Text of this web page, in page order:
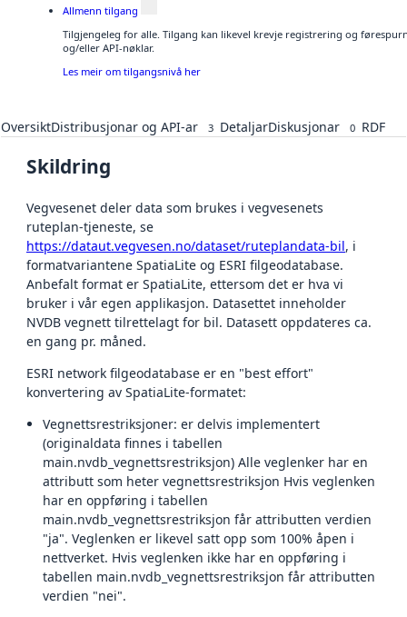
Allmenn tilgang
Tilgjengeleg for alle. Tilgang kan likevel krevje registrering og
og/eller API-nøklar.
Les meir om tilgangsnivå her
OversiktDistribusjonar og API-ar 3 DetaljarDiskusjonar 0 RDF
Skildring
Vegvesenet deler data som brukes i vegvesenets
ruteplan-tjeneste, se
https://dataut.vegvesen.no/dataset/ruteplandata-bil, i
formatvariantene SpatiaLite og ESRI filgeodatabase.
Anbefalt format er SpatiaLite, ettersom det er hva vi
bruker i vår egen applikasjon. Datasettet inneholder
NVDB vegnett tilrettelagt for bil. Datasett oppdateres ca.
en gang pr. måned.
ESRI network filgeodatabase er en "best effort"
konvertering av SpatiaLite-formatet:
Vegnettsrestriksjoner: er delvis implementert
(originaldata finnes i tabellen
main.nvdb_vegnettsrestriksjon) Alle veglenker har en
attributt som heter vegnettsrestriksjon Hvis veglenken
har en oppføring i tabellen
main.nvdb_vegnettsrestriksjon får attributten verdien
"ja". Veglenken er likevel satt opp som 100% åpen i
nettverket. Hvis veglenken ikke har en oppføring i
tabellen main.nvdb_vegnettsrestriksjon får attributten
verdien "nei".